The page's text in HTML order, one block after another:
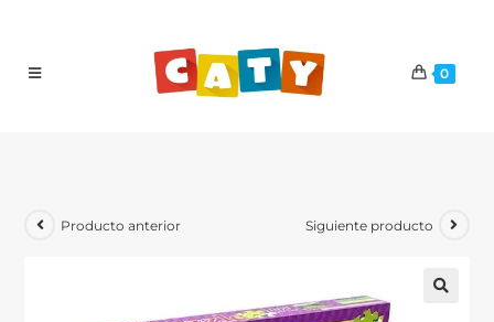
0
Producto anterior Siguiente producto